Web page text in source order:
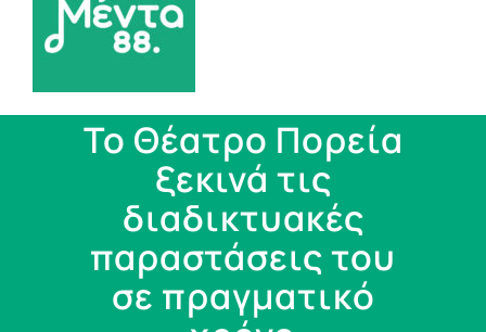
Το Θέατρο Πορεία
ξεκινά τις
διαδικτυακές
παραστάσεις του
σε πραγματικό